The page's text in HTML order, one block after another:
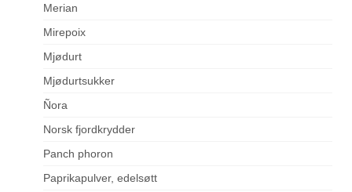
Merian
Mirepoix
Mjødurt
Mjødurtsukker
Ñora
Norsk fjordkrydder
Panch phoron
Paprikapulver, edelsøtt